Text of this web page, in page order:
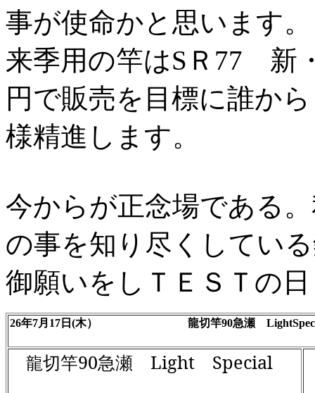
事が使命かと思います。
来季用の竿はSＲ77 新
円で販売を目標に誰か
様精進します。
今からが正念場である
の事を知り尽くしてい
御願いをしＴＥＳＴの
26年7月17日(木） 龍切竿90急瀬
龍切竿90急瀬 Light Special